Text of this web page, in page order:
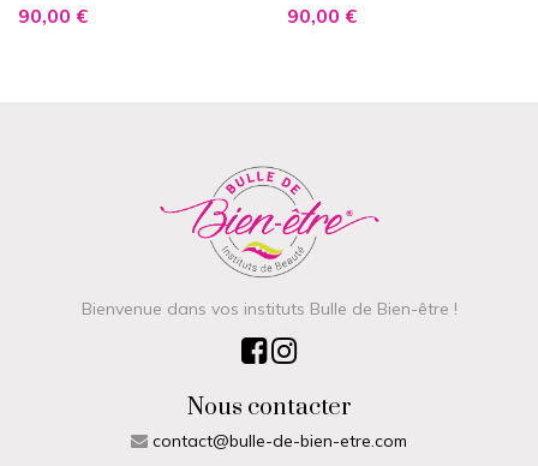
90,00 € 90,00 €
Bienvenue dans vos instituts Bulle de Bien-être !
Nous contacter
contact@bulle-de-bien-etre.com